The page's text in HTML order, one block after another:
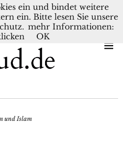
DEUTSCH NEDERLANDS
und Islam
ein und bindet weitere
ein. Bitte lesen Sie unsere
mehr Informationen:
OK